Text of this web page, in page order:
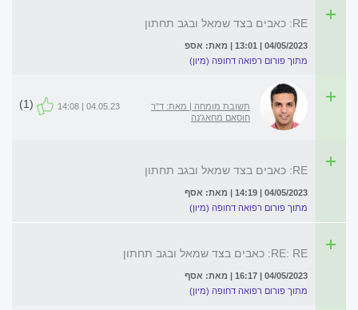
RE: כאבים בצד שמאל ובגב תחתון
04/05/2023 | 13:01 | מאת: אספ
מתוך פורום רפואה דחופה (מיון)
תשובת מומחה | מאת: ד"ר
חוסאם מחאג'נה
04.05.23 | 14:08
(1)
RE: כאבים בצד שמאל ובגב תחתון
04/05/2023 | 14:19 | מאת: אסף
מתוך פורום רפואה דחופה (מיון)
RE: RE: כאבים בצד שמאל ובגב תחתון
04/05/2023 | 16:17 | מאת: אסף
מתוך פורום רפואה דחופה (מיון)